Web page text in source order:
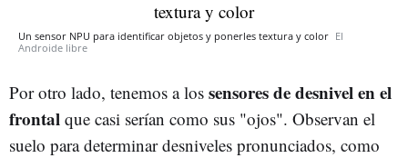
Un sensor NPU para identificar objetos y ponerles textura y color El
Androide libre
Por otro lado, tenemos a los sensores de desnivel en el
frontal que casi serían como sus "ojos". Observan el
suelo para determinar desniveles pronunciados, como